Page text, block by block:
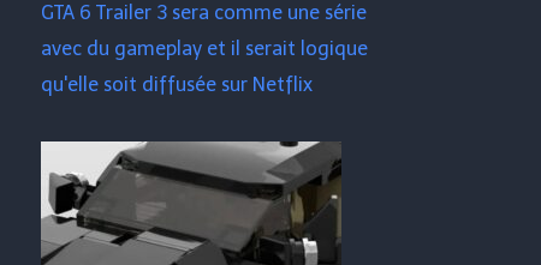
GTA 6 Trailer 3 sera comme une série
avec du gameplay et il serait logique
qu'elle soit diffusée sur Netflix